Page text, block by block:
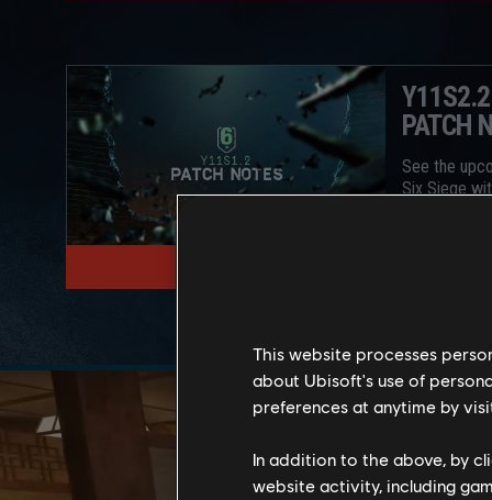
PATCH
See the
Six Siege
This website processes
about Ubisoft's use of
preferences at anytime by
In addition to the above, by
website activity, including